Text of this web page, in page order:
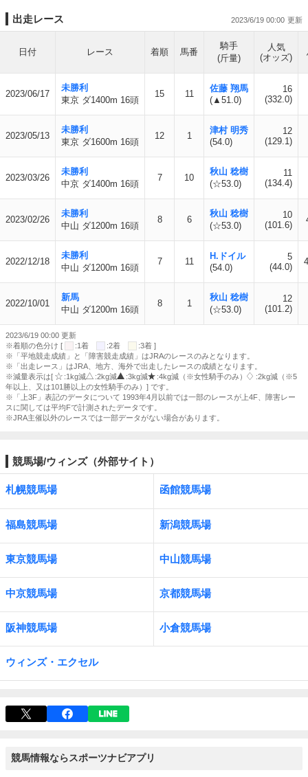
出走レース 2023/6/19 00:00
日付 レース 着順 馬番
騎手
(斤量)
人気
(オッズ)
2023/06/17
未勝利
東京 ダ1400m 16頭
15 11
佐藤 翔馬
(▲51.0)
16
(332.0)
2023/05/13
未勝利
東京 ダ1600m 16頭
12 1
津村 明秀
(54.0)
12
(129.1)
2023/03/26
未勝利
中京 ダ1400m 16頭
7 10
秋山 稔樹
(☆53.0)
11
(134.4)
2023/02/26
未勝利
中山 ダ1200m 16頭
8 6
秋山 稔樹
(☆53.0)
10
(101.6)
2022/12/18
未勝利
中山 ダ1200m 16頭
7 11
H.ドイル
(54.0)
5
(44.0)
2022/10/01
新馬
中山 ダ1200m 16頭
8 1
秋山 稔樹
(☆53.0)
12
(101.2)
2023/6/19 00:00 更新
※着順の色分け [
:1着 :2着
:3着 ]
※「平地競走成績」と「障害競走成績」はJRAのレースのみとなります。
※「出走レース」はJRA、地方、海外で出走したレースの成績となります。
※減量表示は[
:1kg減 :2kg減 :3kg減 :4kg減（※女性騎手のみ）
:2kg減（※5
年以上、又は101勝以上の女性騎手のみ）] です。
※「上3F」表記のデータについて 1993年4月以前では一部のレースが上4F、障害レー
スに関しては平均Fで計測されたデータです。
※JRA主催以外のレースでは一部データがない場合があります。
競馬場/ウィンズ（外部サイト）
札幌競馬場 函館競馬場
福島競馬場 新潟競馬場
東京競馬場 中山競馬場
中京競馬場 京都競馬場
阪神競馬場 小倉競馬場
ウィンズ・エクセル
競馬情報ならスポーツナビアプリ